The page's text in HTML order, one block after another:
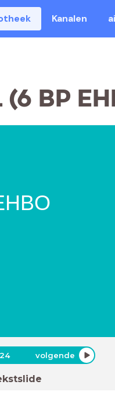
Kanalen
BP
24 volgende